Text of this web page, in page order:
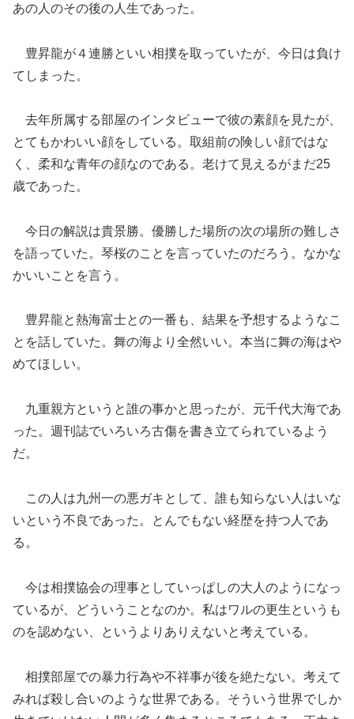
あの人のその後の人生であった。
豊昇龍が４連勝といい相撲を取っていたが、今日は負け
てしまった。
去年所属する部屋のインタビューで彼の素顔を見たが、
とてもかわいい顔をしている。取組前の険しい顔ではな
く、柔和な青年の顔なのである。老けて見えるがまだ25
歳であった。
今日の解説は貴景勝。優勝した場所の次の場所の難しさ
を語っていた。琴桜のことを言っていたのだろう。なかな
かいいことを言う。
豊昇龍と熱海富士との一番も、結果を予想するようなこ
とを話していた。舞の海より全然いい。本当に舞の海はや
めてほしい。
九重親方というと誰の事かと思ったが、元千代大海であ
った。週刊誌でいろいろ古傷を書き立てられているよう
だ。
この人は九州一の悪ガキとして、誰も知らない人はいな
いという不良であった。とんでもない経歴を持つ人であ
る。
今は相撲協会の理事としていっぱしの大人のようになっ
ているが、どういうことなのか。私はワルの更生というも
のを認めない、というよりありえないと考えている。
相撲部屋での暴力行為や不祥事が後を絶たない。考えて
みれば殺し合いのような世界である。そういう世界でしか